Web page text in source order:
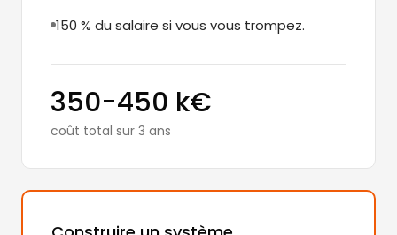
150 % du salaire si vous vous trompez.
350-450 k€
coût total sur 3 ans